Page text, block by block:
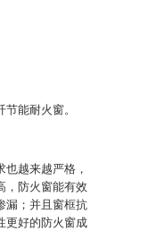
能耐火窗。
越来越严格，
，防火窗能有效
漏；并且窗框抗
更好的防火窗成